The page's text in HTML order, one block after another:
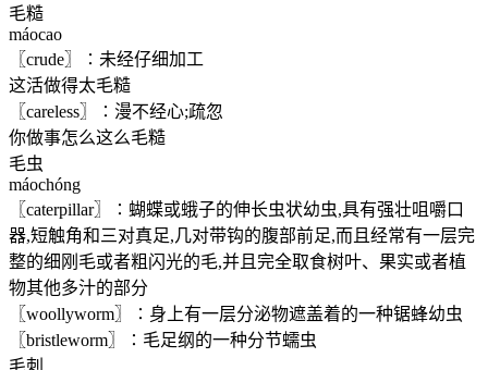
毛糙
máocao
〖crude〗∶未经仔细加工
这活做得太毛糙
〖careless〗∶漫不经心;疏忽
你做事怎么这么毛糙
毛虫
máochóng
〖caterpillar〗∶蝴蝶或蛾子的伸长虫状幼虫,具有强壮咀嚼口
器,短触角和三对真足,几对带钩的腹部前足,而且经常有一层完
整的细刚毛或者粗闪光的毛,并且完全取食树叶、果实或者植
物其他多汁的部分
〖woollyworm〗∶身上有一层分泌物遮盖着的一种锯蜂幼虫
〖bristleworm〗∶毛足纲的一种分节蠕虫